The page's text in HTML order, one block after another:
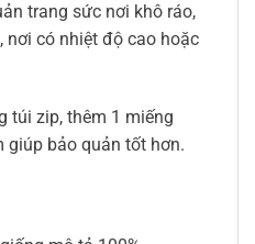
trang sức nơi khô ráo,
nơi có nhiệt độ cao hoặc
túi zip, thêm 1 miếng
giúp bảo quản tốt hơn.